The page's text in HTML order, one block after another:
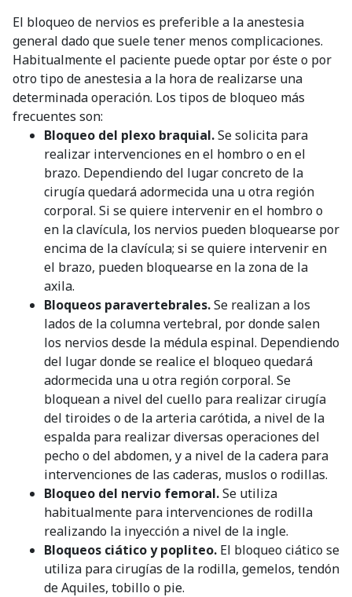
El bloqueo de nervios es preferible a la anestesia
general dado que suele tener menos complicaciones.
Habitualmente el paciente puede optar por éste o por
otro tipo de anestesia a la hora de realizarse una
determinada operación. Los tipos de bloqueo más
frecuentes son:
Bloqueo del plexo braquial.Se solicita para
realizar intervenciones en el hombro o en el
brazo. Dependiendo del lugar concreto de la
cirugía quedará adormecida una u otra región
corporal. Si se quiere intervenir en el hombro o
en la clavícula, los nervios pueden bloquearse por
encima de la clavícula; si se quiere intervenir en
el brazo, pueden bloquearse en la zona de la
axila.
Bloqueos paravertebrales.Se realizan a los
lados de la columna vertebral, por donde salen
los nervios desde la médula espinal. Dependiendo
del lugar donde se realice el bloqueo quedará
adormecida una u otra región corporal. Se
bloquean a nivel del cuello para realizar cirugía
del tiroides o de la arteria carótida, a nivel de la
espalda para realizar diversas operaciones del
pecho o del abdomen, y a nivel de la cadera para
intervenciones de las caderas, muslos o rodillas.
Bloqueo del nervio femoral.Se utiliza
habitualmente para intervenciones de rodilla
realizando la inyección a nivel de la ingle.
Bloqueos ciático y popliteo. El bloqueo ciático se
utiliza para cirugías de la rodilla, gemelos, tendón
de Aquiles, tobillo o pie.